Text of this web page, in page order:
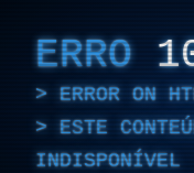
ERRO
ERROR ON
ESTE
INDISPONÍVEL